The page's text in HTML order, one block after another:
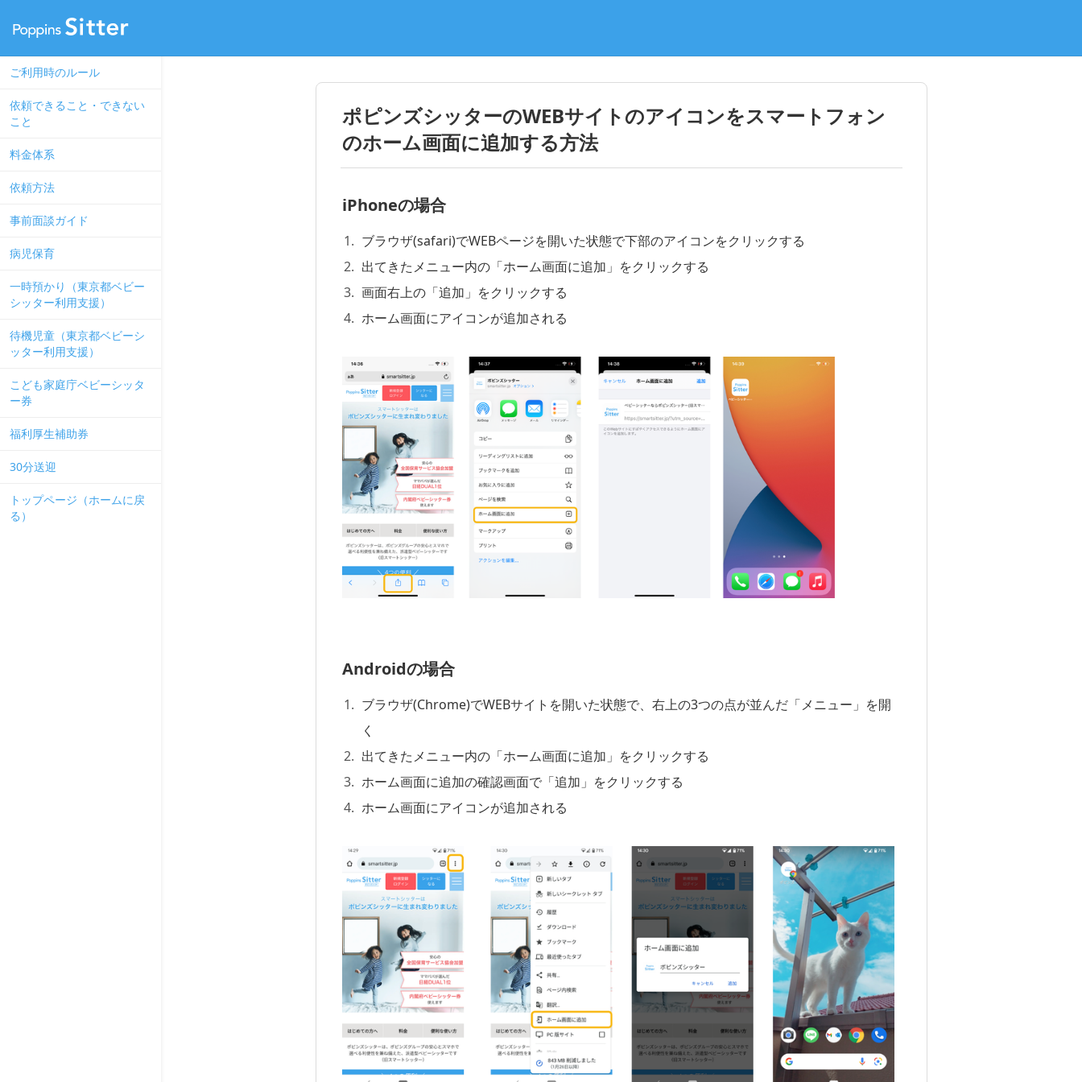
ご利用時のルール
依頼できること・できない
こと
料金体系
依頼方法
事前面談ガイド
病児保育
一時預かり（東京都ベビー
シッター利用支援）
待機児童（東京都ベビーシ
ッター利用支援）
こども家庭庁ベビーシッタ
ー券
福利厚生補助券
30分送迎
トップページ（ホームに戻
る）
ポピンズシッターのWEBサイトのアイコンをスマートフォン
のホーム画面に追加する方法
iPhoneの場合
ブラウザ(safari)でWEBページを開いた状態で下部のアイコンをクリックする
出てきたメニュー内の「ホーム画面に追加」をクリックする
画面右上の「追加」をクリックする
ホーム画面にアイコンが追加される
Androidの場合
ブラウザ(Chrome)でWEBサイトを開いた状態で、右上の3つの点が並んだ「メニュー」を開
く
出てきたメニュー内の「ホーム画面に追加」をクリックする
ホーム画面に追加の確認画面で「追加」をクリックする
ホーム画面にアイコンが追加される